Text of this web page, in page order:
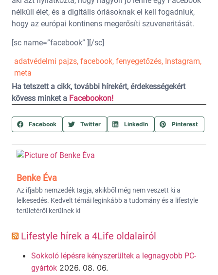
nélküli élet, és a digitális óriásoknak el kell fogadniuk,
hogy az európai kontinens megerősíti szuveneritását.
[sc name=”facebook” ][/sc]
adatvédelmi pajzs, facebook, fenyegetőzés, Instagram,
meta
Ha tetszett a cikk, további hírekért, érdekességekért
kövess minket a Facebookon!
Facebook Twitter LinkedIn Pinterest
Benke Éva
Az ifjabb nemzedék tagja, akikből még nem veszett ki a
lelkesedés. Kedvelt témái leginkább a tudomány és a lifestyle
területéről kerülnek ki
Lifestyle hírek a 4Life oldalairól
Sokkoló lépésre kényszerültek a legnagyobb PC-
gyártók 2026. 08. 06.